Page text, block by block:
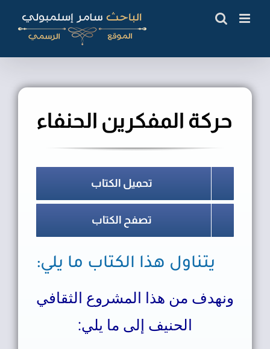
حركة المفكرين الحنفاء
تحميل الكتاب
تصفح الكتاب
يتناول هذا الكتاب ما يلي:
ونهدف من هذا المشروع الثقافي
الحنيف إلى ما يلي: